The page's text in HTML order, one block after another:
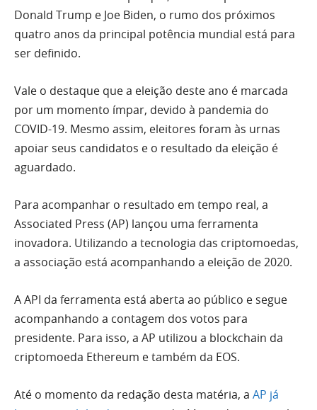
Donald Trump e Joe Biden, o rumo dos próximos
quatro anos da principal potência mundial está para
ser definido.
Vale o destaque que a eleição deste ano é marcada
por um momento ímpar, devido à pandemia do
COVID-19. Mesmo assim, eleitores foram às urnas
apoiar seus candidatos e o resultado da eleição é
aguardado.
Para acompanhar o resultado em tempo real, a
Associated Press (AP) lançou uma ferramenta
inovadora. Utilizando a tecnologia das criptomoedas,
a associação está acompanhando a eleição de 2020.
A API da ferramenta está aberta ao público e segue
acompanhando a contagem dos votos para
presidente. Para isso, a AP utilizou a blockchain da
criptomoeda Ethereum e também da EOS.
Até o momento da redação desta matéria, a AP já